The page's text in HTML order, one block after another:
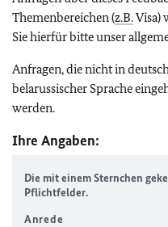
Themenbereichen (z.B.Visa)
Sie hierfür bitte unser
Anfragen, die nicht in
belarussischer Sprache
werden.
Ihre Angaben:
Die mit einem Sternchen
Pflichtfelder.
Anrede